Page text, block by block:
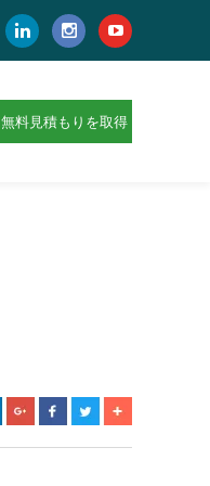
無料見積もりを取得